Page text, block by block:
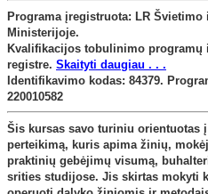
Programa įregistruota: LR Švietimo
Ministerijoje.
Kvalifikacijos tobulinimo programų
registre. Skaityti daugiau . . .
Identifikavimo kodas: 84379.
220010582
Šis kursas savo turiniu orientuotas
perteikimą, kuris apima žinių,
praktinių gebėjimų visumą,
srities studijose. Jis skirtas mokyti